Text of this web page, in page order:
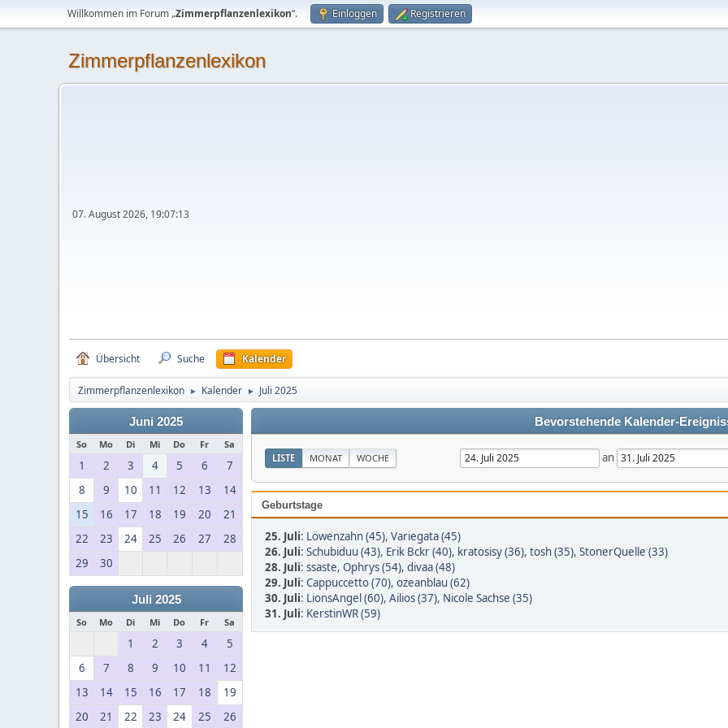
Willkommen im Forum „Zimmerpflanzenlexikon“. Einloggen Registrieren
Zimmerpflanzenlexikon
07. August 2026, 19:07:13
Übersicht Suche Kalender
Zimmerpflanzenlexikon ► Kalender ► Juli 2025
Juni 2025
So Mo Di Mi Do Fr Sa
1 2 3 4 5 6
7
8
9 10 11 12 13
14
15
16 17 18 19 20
21
22
23 24 25 26 27
28
29
30
Juli 2025
So Mo Di Mi Do Fr Sa
1 2 3 4
5
6
7 8 9 10 11
12
13
14 15 16 17 18
19
20
21 22 23 24 25 26
Bevorstehende Kalender-
LISTE MONAT WOCHE an
Geburtstage
25. Juli: Löwenzahn (45), Variegata (45)
26. Juli: Schubiduu (43), Erik Bckr (40), kratosisy (36), tosh (35), StonerQuelle (33)
28. Juli: ssaste, Ophrys (54), divaa (48)
29. Juli: Cappuccetto (70), ozeanblau (62)
30. Juli: LionsAngel (60), Ailios (37), Nicole Sachse (35)
31. Juli: KerstinWR (59)